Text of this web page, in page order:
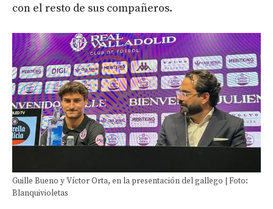
con el resto de sus compañeros.
Guille Bueno y Víctor Orta, en la presentación del gallego | Foto:
Blanquivioletas